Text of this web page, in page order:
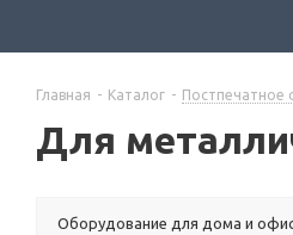
Главная - Каталог - Постпечатное
Для
Оборудование для дома и